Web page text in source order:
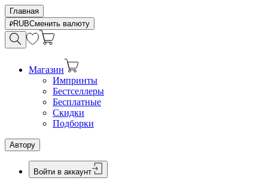
Главная
RUBСменить валюту
Магазин
Импринты
Бестселлеры
Бесплатные
Скидки
Подборки
Автору
Войти в аккаунт